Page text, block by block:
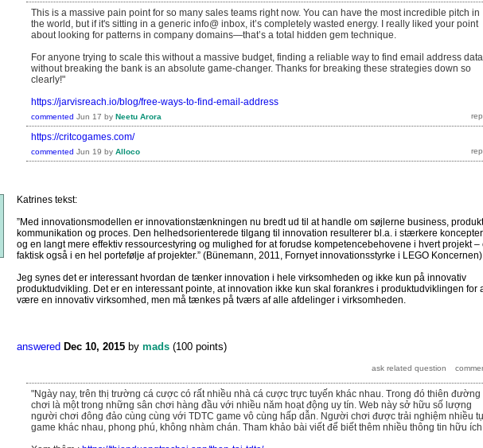
This is a massive pain point for so many sales teams right now. You can have the most incredible pitch in
the world, but if it's sitting in a generic info@ inbox, it’s completely wasted energy. I really liked your point
about looking for patterns in company domains—that’s a total hidden gem technique.
For anyone trying to scale this without a massive budget, finding a reliable way to find email address data
without breaking the bank is an absolute game-changer. Thanks for breaking these strategies down so
clearly!"
https://jarvisreach.io/blog/free-ways-to-find-email-address
commented Jun 17 by Neetu Arora
https://critcogames.com/
commented Jun 19 by Alloco
Katrines tekst:
”Med innovationsmodellen er innovationstænkningen nu bredt ud til at handle om søjlerne business,
kommunikation og proces. Den helhedsorienterede tilgang til innovation resulterer bl.a. i stærkere koncepter
og en langt mere effektiv ressourcestyring og mulighed for at forudse kompetencebehovene i hvert projekt –
faktisk også i en hel portefølje af projekter.” (Bünemann, 2011, Fornyet innovationsstyrke i LEGO Koncernen)
Jeg synes det er interessant hvordan de tænker innovation i hele virksomheden og ikke kun på innovativ
produktudvikling. Det er en interessant pointe, at innovation ikke kun skal forankres i produktudviklingen for
være en innovativ virksomhed, men må tænkes på tværs af alle afdelinger i virksomheden.
answered Dec 10, 2015 by mads (100 points)
"Ngày nay, trên thị trường cá cược có rất nhiều nhà cá cược trực tuyến khác nhau. Trong đó thiên đường
chơi là một trong những sân chơi hàng đầu với nhiều năm hoạt động uy tín. Web này sở hữu số lượng
người chơi đông đảo cùng cùng với TDTC game vô cùng hấp dẫn. Người chơi được trải nghiệm nhiều
game khác nhau, phong phú, không nhàm chán. Tham khảo bài viết để biết thêm nhiều thông tin hữu